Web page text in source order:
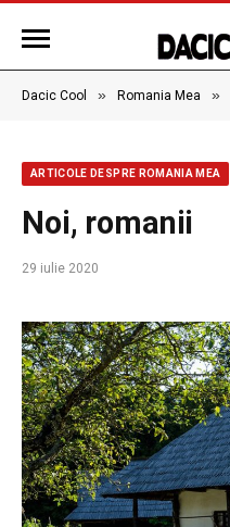
Dacic Cool » Romania Mea »
ARTICOLE DESPRE ROMANIA MEA
Noi, romanii
29 iulie 2020